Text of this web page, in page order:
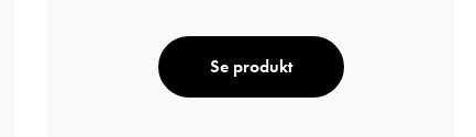
Se produkt